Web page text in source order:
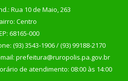
Rua 10 de Maio, 263
Centro
68165-000
(93) 3543-1906 / (93) 99188-2170
mail: prefeitura@ruropolis.pa.gov.br
de atendimento: 08:00 às 14:00